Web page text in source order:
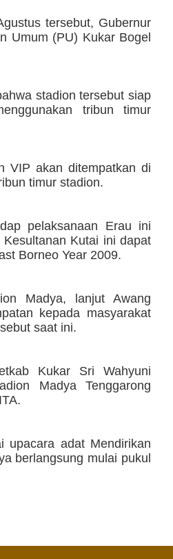
tersebut, Gubernur
Umum (PU) Kukar Bogel
stadion tersebut siap
tribun timur
VIP akan ditempatkan di
timur stadion.
pelaksanaan Erau ini
Kutai ini dapat
Borneo Year 2009.
Madya, lanjut Awang
kepada masyarakat
saat ini.
Kukar Sri Wahyuni
Madya Tenggarong
upacara adat Mendirikan
berlangsung mulai pukul